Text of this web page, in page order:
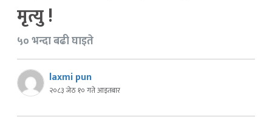
मृत्यु !
५० भन्दा बढी घाइते
laxmi pun
२०८३ जेठ १० गते आइतबार